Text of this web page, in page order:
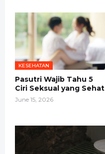
KESEHATAN
Pasutri Wajib Tahu 5
Ciri Seksual yang Sehat
June 15, 2026